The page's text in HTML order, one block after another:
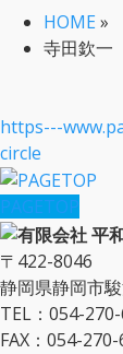
HOME»
寺田欽一
https---
circle
PAGETOP
〒422-8046
静岡県静岡市
TEL：054-
FAX：054-